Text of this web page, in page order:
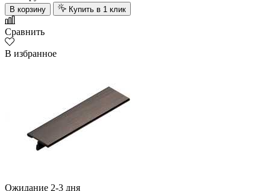
В корзину Купить в 1 клик
Сравнить
В избранное
Ожидание 2-3 дня